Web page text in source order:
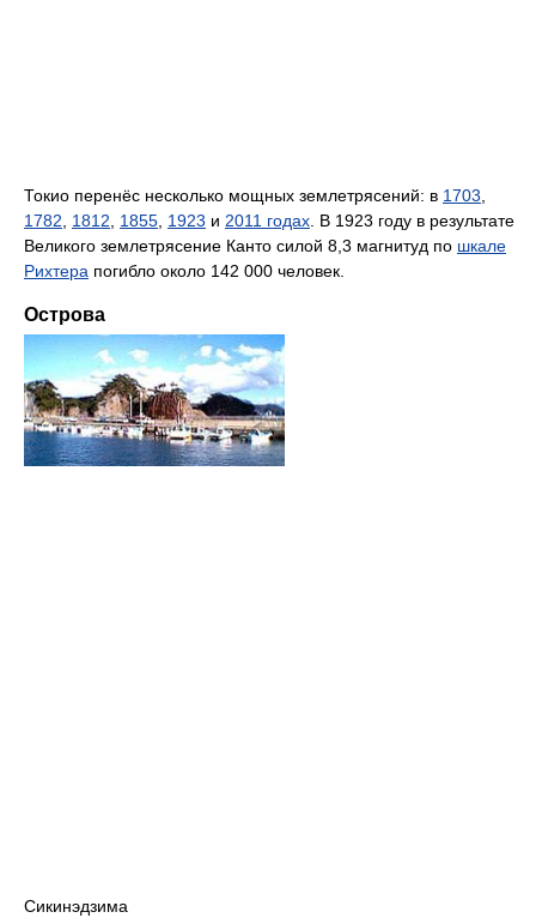
Токио перенёс несколько мощных землетрясений: в 1703
1782
1812 1855 1923 и 2011 годах . В 1923 году в результате
Великого землетрясение Канто силой 8,3 магнитуд по шкале
Рихтера погибло около 142 000 человек.
Острова
Сикинэдзима